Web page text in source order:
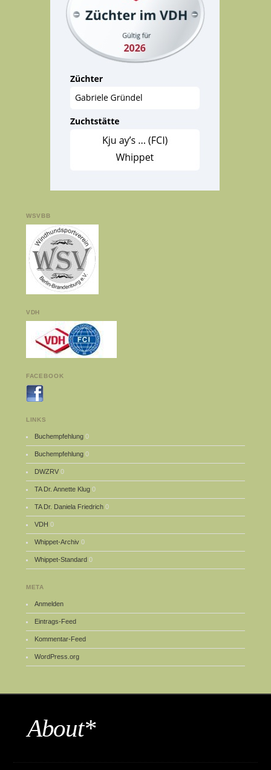
WSVBB
VDH
FACEBOOK
LINKS
Buchempfehlung 0
Buchempfehlung 0
DWZRV 0
TA Dr. Annette Klug 0
TA Dr. Daniela Friedrich 0
VDH 0
Whippet-Archiv 0
Whippet-Standard 0
META
Anmelden
Eintrags-Feed
Kommentar-Feed
WordPress.org
About*